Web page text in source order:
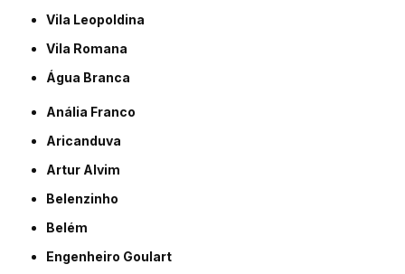
Vila Leopoldina
Vila Romana
Água Branca
Anália Franco
Aricanduva
Artur Alvim
Belenzinho
Belém
Engenheiro Goulart